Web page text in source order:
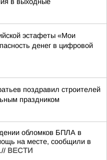
эстафеты «Мои
денег в цифровой
поздравил строителей
праздником
обломков БПЛА в
на месте, сообщили в
ВЕСТИ